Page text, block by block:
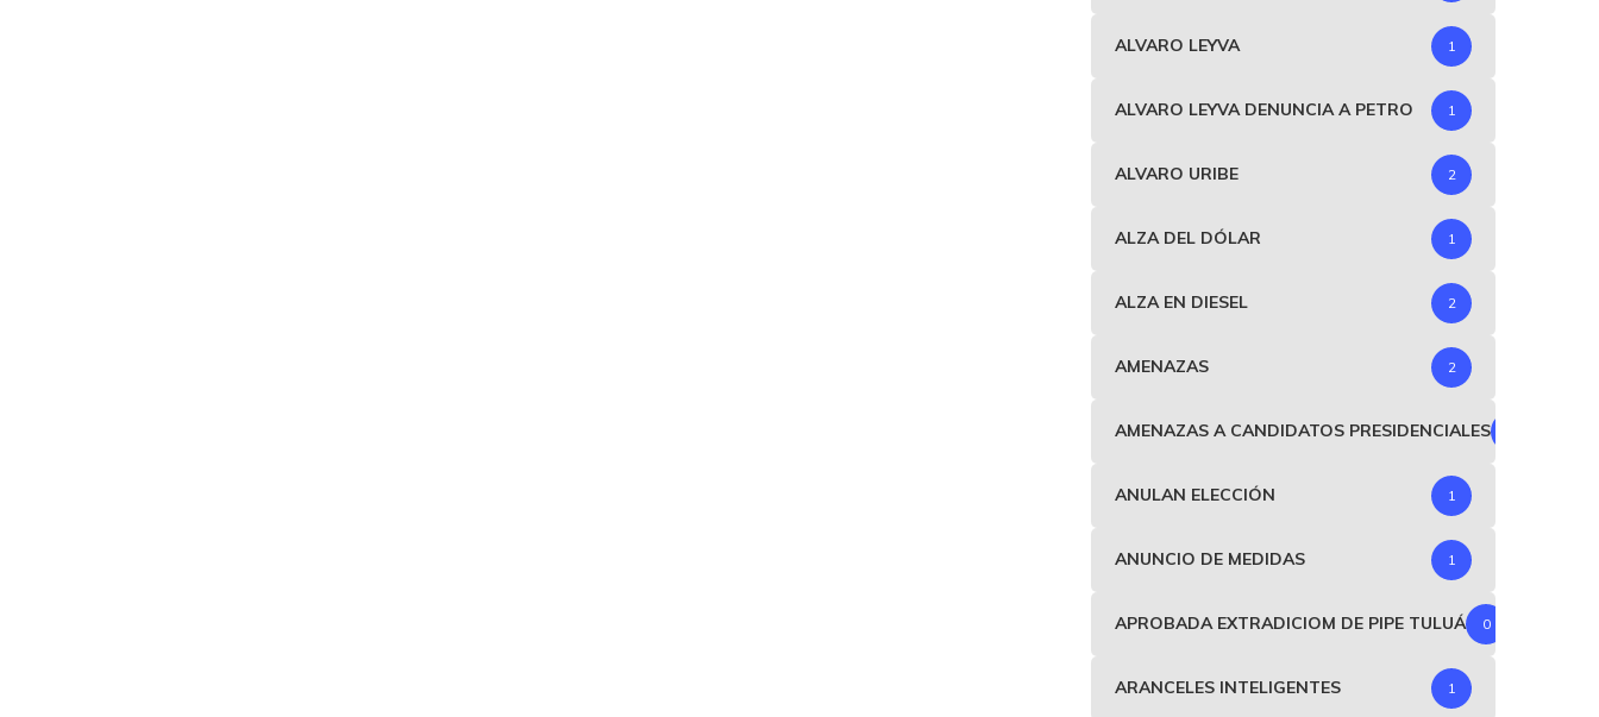
ALVARO LEYVA 1
ALVARO LEYVA DENUNCIA A PETRO 1
ALVARO URIBE 2
ALZA DEL DÓLAR 1
ALZA EN DIESEL 2
AMENAZAS 2
AMENAZAS A CANDIDATOS PRESIDENCIALES
ANULAN ELECCIÓN 1
ANUNCIO DE MEDIDAS 1
APROBADA EXTRADICIOM DE PIPE TULUÁ 0
ARANCELES INTELIGENTES 1